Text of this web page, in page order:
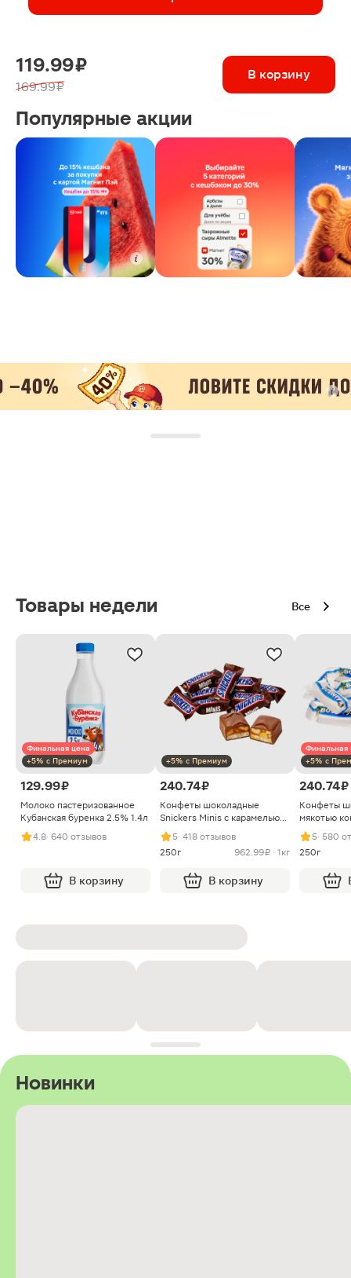
119.99 ₽
169.99 ₽
В корзину
Популярные акции
Товары недели Все
Финальная цена
+5% с Премиум
129.99 ₽
Молоко пастеризованное
Кубанская буренка 2.5% 1.4л
4.8· 640 отзывов
В корзину
+5% с Премиум
240.74 ₽
Конфеты шоколадные
Snickers Minis с карамелью
арахисом и нугой
5· 418 отзывов
250г
962.99 ₽ · 1кг
В корзину
Финальная
+5% с
240.74 ₽
Конфеты
мякотью
5· 580
250г
Новинки